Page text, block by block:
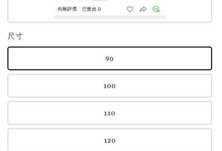
尺寸
90
100
110
120